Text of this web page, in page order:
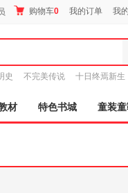
购物车0 我的订单 我
史 不完美传说 十日终焉新生
材 特色书城 童装